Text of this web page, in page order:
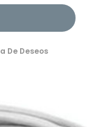
De Deseos